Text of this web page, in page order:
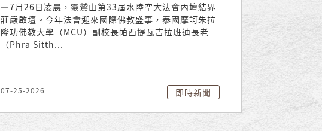
—7月26日凌晨，靈鷲山第33屆水陸空大法會內壇結界
莊嚴啟壇。今年法會迎來國際佛教盛事，泰國摩訶朱拉
隆功佛教大學（MCU）副校長帕西提瓦吉拉班迪長老
（Phra Sitth...
07-25-2026 即時新聞